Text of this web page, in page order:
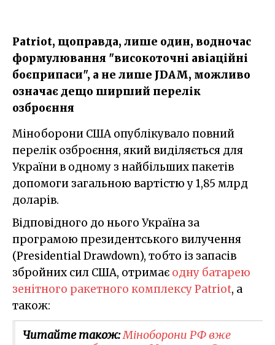
Patriot, щоправда, лише один, водночас
формулювання "високоточні авіаційні
боєприпаси", а не лише JDAM, можливо
означає дещо ширший перелік
озброєння
Міноборони США опублікувало повний
перелік озброєння, який виділяється для
України в одному з найбільших пакетів
допомоги загальною вартістю у 1,85 млрд
доларів.
Відповідного до нього Україна за
програмою президентського вилучення
(Presidential Drawdown), тобто із запасів
збройних сил США, отримає одну батарею
зенітного ракетного комплексу Patriot, а
також:
Читайте також:Міноборони РФ вже